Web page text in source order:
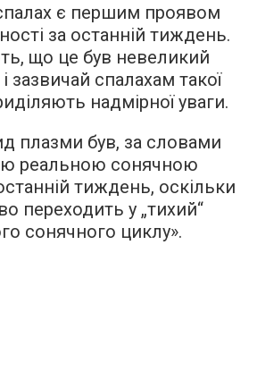
є першим проявом
за останній тиждень.
що це був невеликий
зазвичай спалахам такої
надмірної уваги.
плазми був, за словами
реальною сонячною
тиждень, оскільки
переходить у „тихий“
сонячного циклу».